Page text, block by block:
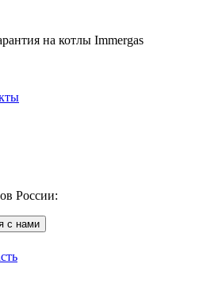
на котлы Immergas
России:
с нами